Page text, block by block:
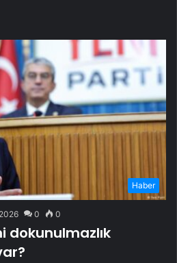
Haber
0 0
dokunulmazlık